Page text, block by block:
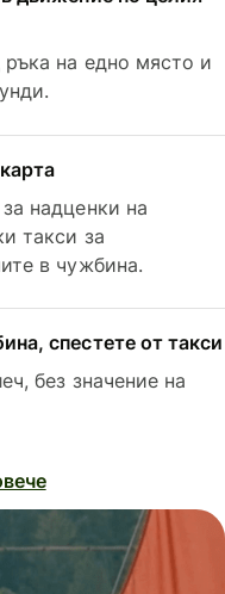
на едно място и
надценки на
такси за
в чужбина.
спестете от такси
без значение на